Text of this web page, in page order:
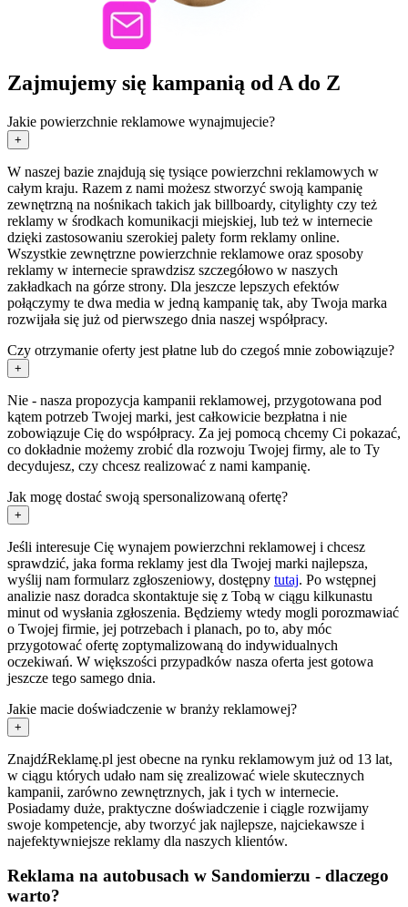
Zajmujemy się kampanią od A do Z
Jakie powierzchnie reklamowe wynajmujecie?
+
W naszej bazie znajdują się tysiące powierzchni reklamowych w
całym kraju. Razem z nami możesz stworzyć swoją kampanię
zewnętrzną na nośnikach takich jak billboardy, citylighty czy też
reklamy w środkach komunikacji miejskiej, lub też w internecie
dzięki zastosowaniu szerokiej palety form reklamy online.
Wszystkie zewnętrzne powierzchnie reklamowe oraz sposoby
reklamy w internecie sprawdzisz szczegółowo w naszych
zakładkach na górze strony. Dla jeszcze lepszych efektów
połączymy te dwa media w jedną kampanię tak, aby Twoja marka
rozwijała się już od pierwszego dnia naszej współpracy.
Czy otrzymanie oferty jest płatne lub do czegoś mnie zobowiązuje?
+
Nie - nasza propozycja kampanii reklamowej, przygotowana pod
kątem potrzeb Twojej marki, jest całkowicie bezpłatna i nie
zobowiązuje Cię do współpracy. Za jej pomocą chcemy Ci pokazać,
co dokładnie możemy zrobić dla rozwoju Twojej firmy, ale to Ty
decydujesz, czy chcesz realizować z nami kampanię.
Jak mogę dostać swoją spersonalizowaną ofertę?
+
Jeśli interesuje Cię wynajem powierzchni reklamowej i chcesz
sprawdzić, jaka forma reklamy jest dla Twojej marki najlepsza,
wyślij nam formularz zgłoszeniowy, dostępny tutaj. Po wstępnej
analizie nasz doradca skontaktuje się z Tobą w ciągu kilkunastu
minut od wysłania zgłoszenia. Będziemy wtedy mogli porozmawiać
o Twojej firmie, jej potrzebach i planach, po to, aby móc
przygotować ofertę zoptymalizowaną do indywidualnych
oczekiwań. W większości przypadków nasza oferta jest gotowa
jeszcze tego samego dnia.
Jakie macie doświadczenie w branży reklamowej?
+
ZnajdźReklamę.pl jest obecne na rynku reklamowym już od 13 lat,
w ciągu których udało nam się zrealizować wiele skutecznych
kampanii, zarówno zewnętrznych, jak i tych w internecie.
Posiadamy duże, praktyczne doświadczenie i ciągle rozwijamy
swoje kompetencje, aby tworzyć jak najlepsze, najciekawsze i
najefektywniejsze reklamy dla naszych klientów.
Reklama na autobusach w Sandomierzu - dlaczego
warto?